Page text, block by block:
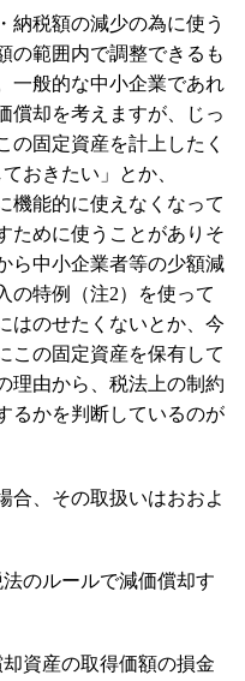
税額の減少の為に使う
の範囲内で調整できるも
一般的な中小企業であれ
償却を考えますが、じっ
の固定資産を計上したく
おきたい」とか、
機能的に使えなくなって
ために使うことがありそ
ら中小企業者等の少額減
の特例（注2）を使って
はのせたくないとか、今
この固定資産を保有して
理由から、税法上の制約
るかを判断しているのが
、その取扱いはおおよ
のルールで減価償却す
資産の取得価額の損金